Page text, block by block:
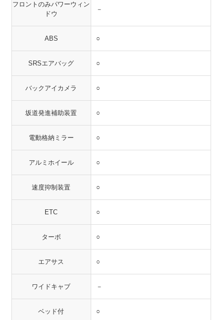
フロントのみパワーウィン
ドウ
－
ABS ○
SRSエアバッグ ○
バックアイカメラ ○
坂道発進補助装置 ○
電動格納ミラー ○
アルミホイール ○
速度抑制装置 ○
ETC ○
ターボ ○
エアサス ○
ワイドキャブ －
ベッド付 ○